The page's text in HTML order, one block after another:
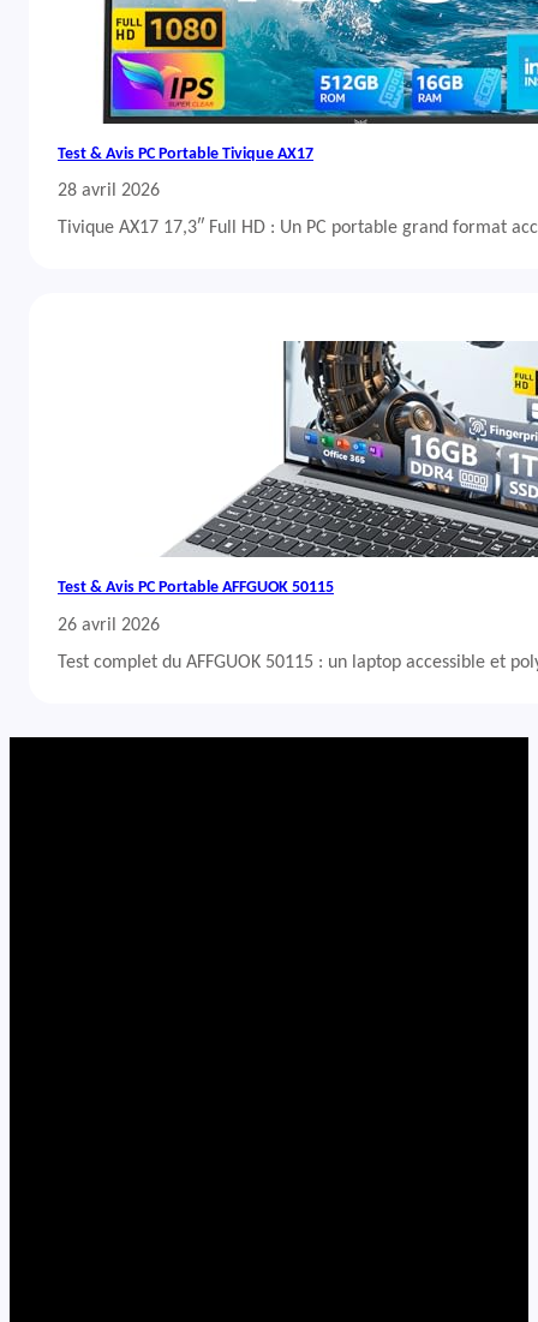
Test & Avis PC Portable Tivique AX17
28 avril 2026
Tivique AX17 17,3″ Full HD : Un PC portable grand format
Test & Avis PC Portable AFFGUOK 50115
26 avril 2026
Test complet du AFFGUOK 50115 : un laptop accessible